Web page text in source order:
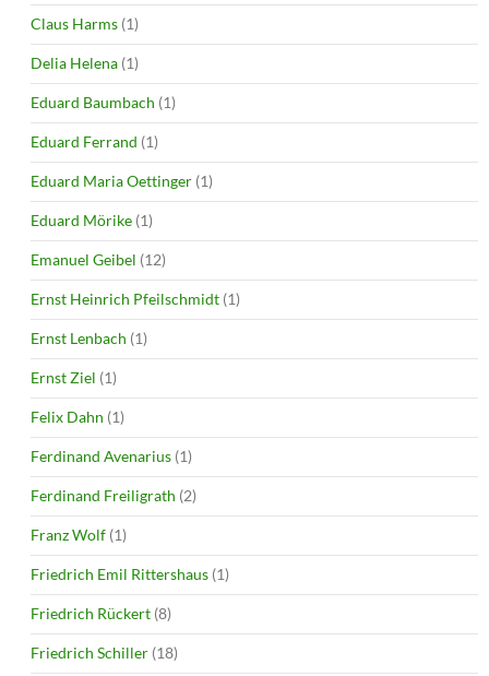
Claus Harms (1)
Delia Helena (1)
Eduard Baumbach (1)
Eduard Ferrand (1)
Eduard Maria Oettinger (1)
Eduard Mörike (1)
Emanuel Geibel (12)
Ernst Heinrich Pfeilschmidt (1)
Ernst Lenbach (1)
Ernst Ziel (1)
Felix Dahn (1)
Ferdinand Avenarius (1)
Ferdinand Freiligrath (2)
Franz Wolf (1)
Friedrich Emil Rittershaus (1)
Friedrich Rückert (8)
Friedrich Schiller (18)